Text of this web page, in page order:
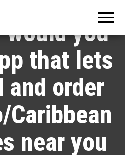
would you
that lets
and order
Caribbean
near you